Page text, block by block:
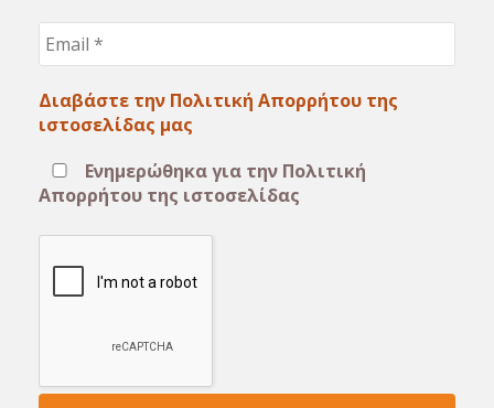
Διαβάστε την Πολιτική Απορρήτου της
ιστοσελίδας μας
Ενημερώθηκα για την Πολιτική
Απορρήτου της ιστοσελίδας